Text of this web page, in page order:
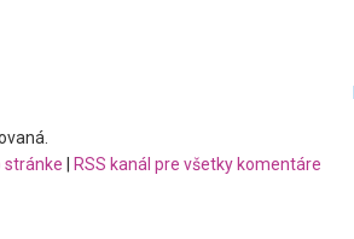
stránke
RSS kanál pre všetky komentáre